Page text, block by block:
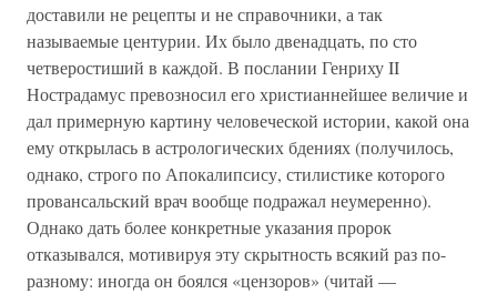
доставили не рецепты и не справочники, а так
называемые центурии. Их было двенадцать, по сто
четверостиший в каждой. В послании Генриху II
Нострадамус превозносил его христианнейшее величие и
дал примерную картину человеческой истории, какой она
ему открылась в астрологических бдениях (получилось,
однако, строго по Апокалипсису, стилистике которого
провансальский врач вообще подражал неумеренно).
Однако дать более конкретные указания пророк
отказывался, мотивируя эту скрытность всякий раз по-
разному: иногда он боялся «цензоров» (читай —